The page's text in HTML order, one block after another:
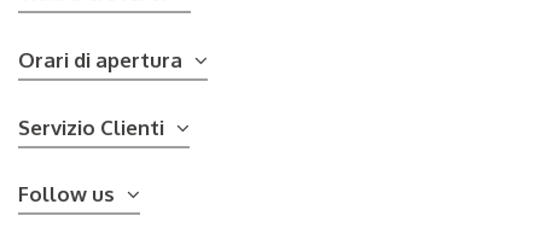
Orari di apertura
Servizio Clienti
Follow us